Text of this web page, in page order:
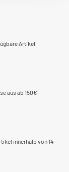
Artikel
aus ab 150€
innerhalb von 14